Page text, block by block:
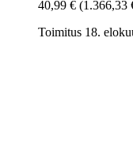
40,99 € (1.366,33
Toimitus 18.